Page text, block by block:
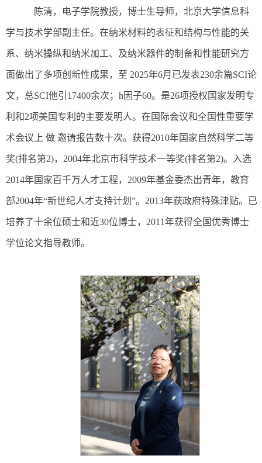
陈清，电子学院教授，博士生导师，北京大学信息科
学与技术学部副主任。在纳米材料的表征和结构与性能的关
系、纳米操纵和纳米加工、及纳米器件的制备和性能研究方
面做出了多项创新性成果，至 2025年6月已发表230余篇SCI论
文，总SCI他引17400余次；h因子60。是26项授权国家发明专
利和2项美国专利的主要发明人。在国际会议和全国性重要学
术会议上 做 邀请报告数十次。获得2010年国家自然科学二等
奖(排名第2)，2004年北京市科学技术一等奖(排名第2)。入选
2014年国家百千万人才工程，2009年基金委杰出青年，教育
部2004年“新世纪人才支持计划”。2013年获政府特殊津贴。已
培养了十余位硕士和近30位博士，2011年获得全国优秀博士
学位论文指导教师。